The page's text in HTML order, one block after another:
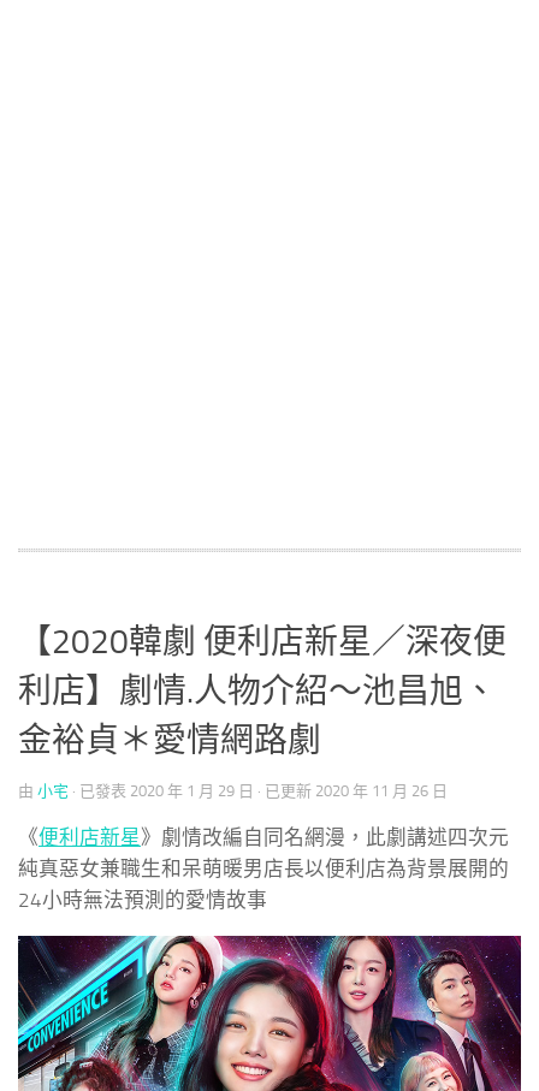
【2020韓劇 便利店新星／深夜便
利店】劇情.人物介紹～池昌旭、
金裕貞＊愛情網路劇
由 小宅 · 已發表 2020 年 1 月 29 日 · 已更新 2020 年 11 月 26 日
《便利店新星》劇情改編自同名網漫，此劇講述四次元
純真惡女兼職生和呆萌暖男店長以便利店為背景展開的
24小時無法預測的愛情故事